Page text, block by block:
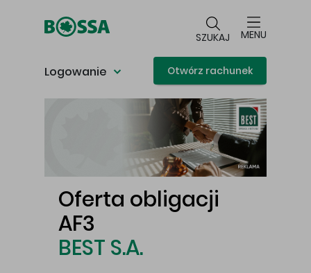
SZUKAJ MENU
Logowanie Otwórz rachunek
Oferta obligacji
AF3
BEST S.A.